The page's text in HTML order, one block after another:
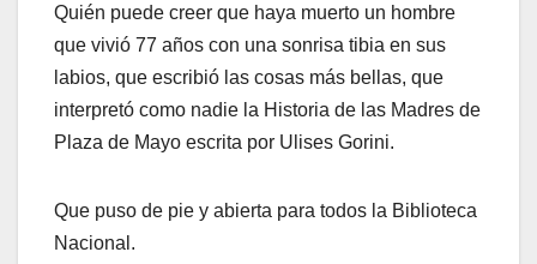
Quién puede creer que haya muerto un hombre
que vivió 77 años con una sonrisa tibia en sus
labios, que escribió las cosas más bellas, que
interpretó como nadie la Historia de las Madres de
Plaza de Mayo escrita por Ulises Gorini.
Que puso de pie y abierta para todos la Biblioteca
Nacional.